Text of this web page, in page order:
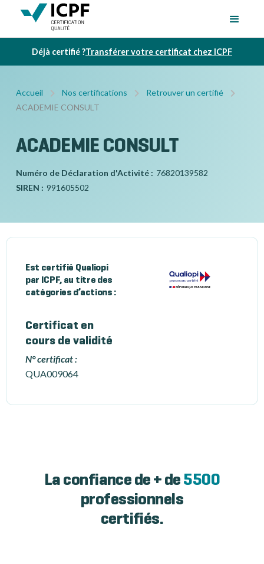
Déjà certifié ?Transférer votre certificat chez ICPF
Accueil Nos certifications
Retrouver un certifié
ACADEMIE CONSULT
ACADEMIE CONSULT
Numéro de Déclaration d'Activité : 76820139582
SIREN : 991605502
Est certifié Qualiopi
par ICPF, au titre des
catégories d’actions :
Certificat en
cours de validité
N° certificat :
QUA009064
La confiance de + de 5500
professionnels
certifiés.